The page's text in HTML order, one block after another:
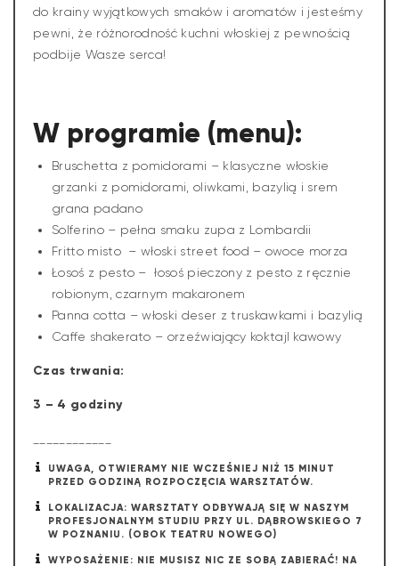
do krainy wyjątkowych smaków i aromatów i jesteśmy
pewni, że różnorodność kuchni włoskiej z pewnością
podbije Wasze serca!
W programie (menu):
Bruschetta z pomidorami – klasyczne włoskie
grzanki z pomidorami, oliwkami, bazylią i srem
grana padano
Solferino – pełna smaku zupa z Lombardii
Fritto misto – włoski street food – owoce morza
Łosoś z pesto – łosoś pieczony z pesto z ręcznie
robionym, czarnym makaronem
Panna cotta – włoski deser z truskawkami i bazylią
Caffe shakerato – orzeźwiający koktajl kawowy
Czas trwania:
3 – 4 godziny
UWAGA, OTWIERAMY NIE WCZEŚNIEJ NIŻ 15 MINUT
PRZED GODZINĄ ROZPOCZĘCIA WARSZTATÓW.
LOKALIZACJA: WARSZTATY ODBYWAJĄ SIĘ W NASZYM
PROFESJONALNYM STUDIU PRZY UL. DĄBROWSKIEGO 7
W POZNANIU. (OBOK TEATRU NOWEGO)
WYPOSAŻENIE: NIE MUSISZ NIC ZE SOBĄ ZABIERAĆ! NA